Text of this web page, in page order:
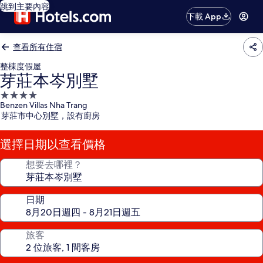
跳到主要內容
下載 App
查看所有住宿
整棟度假屋
芽莊本岑別墅
4.0
星
級
住
宿
Benzen Villas Nha Trang
芽莊市中心別墅，設有廚房
選擇日期以查看價格
想要去哪裡？
日期
旅客